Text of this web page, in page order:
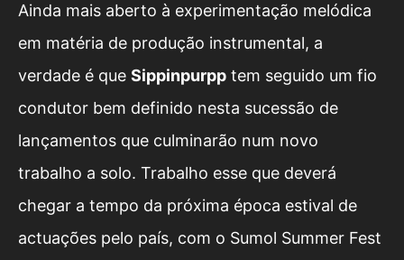
Ainda mais aberto à experimentação melódica
em matéria de produção instrumental, a
verdade é que Sippinpurpp tem seguido um fio
condutor bem definido nesta sucessão de
lançamentos que culminarão num novo
trabalho a solo. Trabalho esse que deverá
chegar a tempo da próxima época estival de
actuações pelo país, com o Sumol Summer Fest